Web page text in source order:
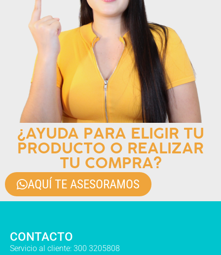
¿AYUDA PARA ELIGIR TU
PRODUCTO O REALIZAR
TU COMPRA?
AQUÍ TE ASESORAMOS
CONTACTO
Servicio al cliente: 300 3205808